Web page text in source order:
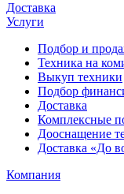
Доставка
Услуги
Подбор и
Техника на
Выкуп техники
Подбор
Доставка
Комплексные
Дооснащение
Доставка «До
Компания